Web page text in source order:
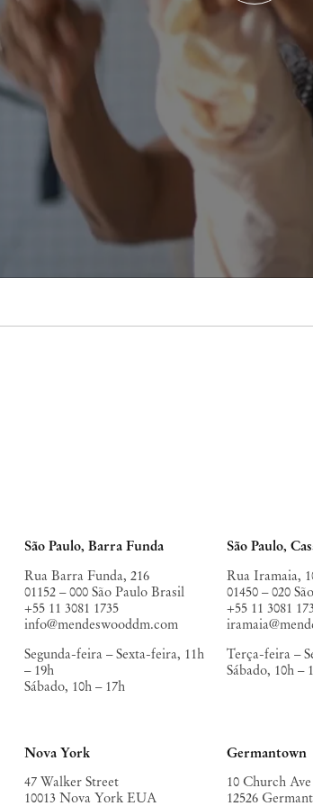
São Paulo, Barra Funda
Rua Barra Funda, 216
01152 – 000 São Paulo Brasil
+55 11 3081 1735
info@mendeswooddm.com
Segunda-feira – Sexta-feira, 11h
– 19h
Sábado, 10h – 17h
São Paulo,
Rua Iramaia,
01450 – 020
+55 11 3081
Terça-feira –
Sábado, 10h –
Nova York
47 Walker Street
10013 Nova York EUA
Germantown
10 Church Ave
12526